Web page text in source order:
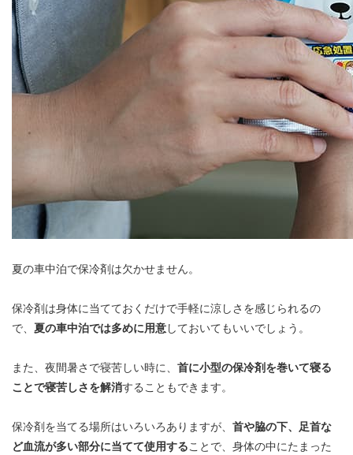
夏の車中泊で保冷剤は欠かせません。
保冷剤は身体に当てておくだけで手軽に涼しさを感じられるの
で、 夏の車中泊では多めに用意しておいてもいいでしょう。
また、夜間暑さで寝苦しい時に、 首に小型の保冷剤を巻いて寝る
ことで寝苦しさを解消することもできます。
保冷剤を当てる場所はいろいろありますが、 首や脇の下、足首な
ど血流が多い部分に当てて使用することで、身体の中にたまった